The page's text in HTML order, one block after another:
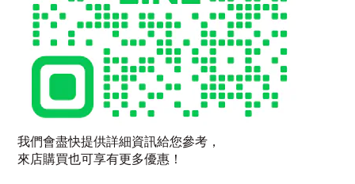
我們會盡快提供詳細資訊給您參考，
來店購買也可享有更多優惠！